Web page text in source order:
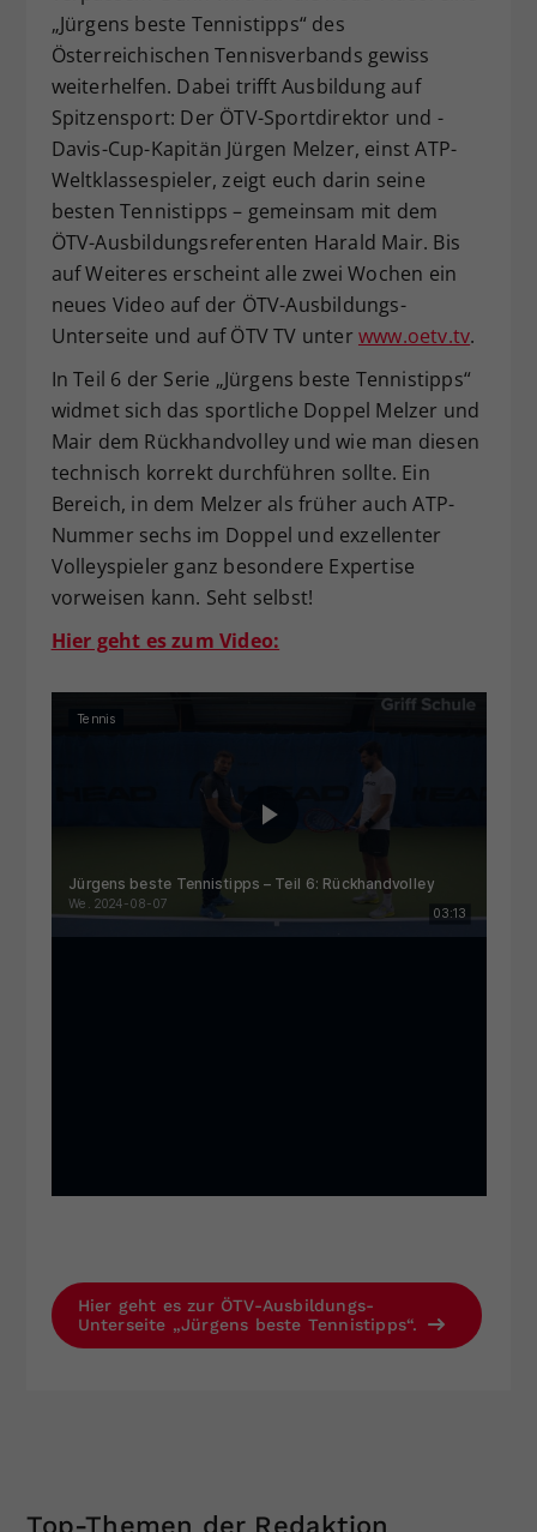
„Jürgens beste Tennistipps“ des
Österreichischen Tennisverbands gewiss
weiterhelfen. Dabei trifft Ausbildung auf
Spitzensport: Der ÖTV-Sportdirektor und -
Davis-Cup-Kapitän Jürgen Melzer, einst ATP-
Weltklassespieler, zeigt euch darin seine
besten Tennistipps – gemeinsam mit dem
ÖTV-Ausbildungsreferenten Harald Mair. Bis
auf Weiteres erscheint alle zwei Wochen ein
neues Video auf der ÖTV-Ausbildungs-
Unterseite und auf ÖTV TV unter www.oetv.tv.
In Teil 6 der Serie „Jürgens beste Tennistipps“
widmet sich das sportliche Doppel Melzer und
Mair dem Rückhandvolley und wie man diesen
technisch korrekt durchführen sollte. Ein
Bereich, in dem Melzer als früher auch ATP-
Nummer sechs im Doppel und exzellenter
Volleyspieler ganz besondere Expertise
vorweisen kann. Seht selbst!
Hier geht es zum Video:
Hier geht es zur ÖTV-Ausbildungs-
Unterseite „Jürgens beste Tennistipps“.
Top-Themen der Redaktion
Zweck
Dieser Wert speichert Ihre Consent-
Einstellungen. Unter anderem eine
zufällig generierte ID, für die
historische Speicherung Ihrer
vorgenommen Einstellungen, falls der
Webseiten-Betreiber dies eingestellt
hat.